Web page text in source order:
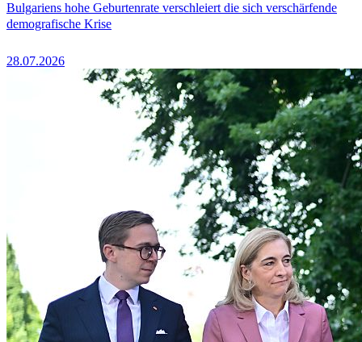
Bulgariens hohe Geburtenrate verschleiert die sich verschärfende
demografische Krise
28.07.2026